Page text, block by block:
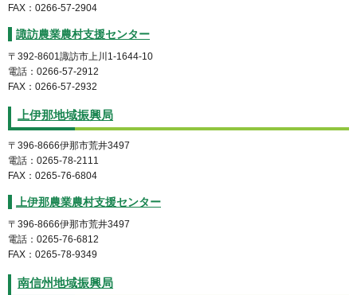
FAX：0266-57-2904
諏訪農業農村支援センター
〒392-8601諏訪市上川1-1644-10
電話：0266-57-2912
FAX：0266-57-2932
上伊那地域振興局
〒396-8666伊那市荒井3497
電話：0265-78-2111
FAX：0265-76-6804
上伊那農業農村支援センター
〒396-8666伊那市荒井3497
電話：0265-76-6812
FAX：0265-78-9349
南信州地域振興局